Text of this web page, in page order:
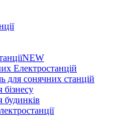
NEW
Електростанцій
для сонячних станцій
бізнесу
будинків